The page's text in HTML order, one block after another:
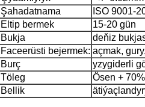
Şahadatnama
ISO 9001-
Eltip bermek
15-20 gün
Bukja
deňiz
Faceerüsti bejermek: açmak,
Burç
yzygiderli
Töleg
Ösen +
Bellik